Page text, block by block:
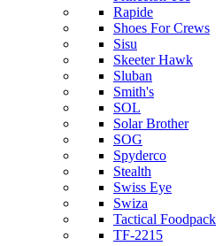
Rapide
Shoes For Crews
Sisu
Skeeter Hawk
Sluban
Smith's
SOL
Solar Brother
SOG
Spyderco
Stealth
Swiss Eye
Swiza
Tactical Foodpack
TF-2215